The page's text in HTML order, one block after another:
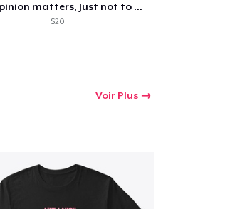
Your opinion matters, Just not to me!
$20
Voir Plus